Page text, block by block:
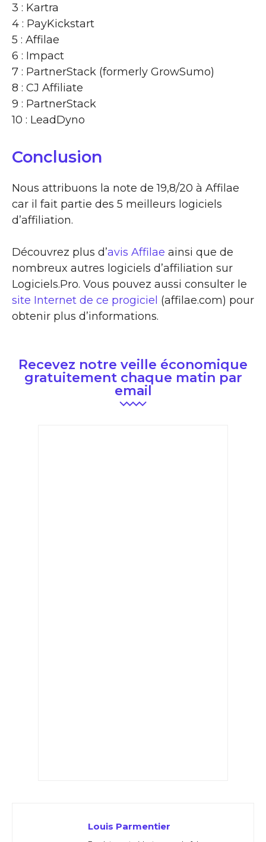
3 : Kartra
4 : PayKickstart
5 : Affilae
6 : Impact
7 : PartnerStack (formerly GrowSumo)
8 : CJ Affiliate
9 : PartnerStack
10 : LeadDyno
Conclusion
Nous attribuons la note de 19,8/20 à Affilae
car il fait partie des 5 meilleurs logiciels
d’affiliation.
Découvrez plus d’avis Affilae ainsi que de
nombreux autres logiciels d’affiliation sur
Logiciels.Pro. Vous pouvez aussi consulter le
site Internet de ce progiciel (affilae.com) pour
obtenir plus d’informations.
Recevez notre veille économique
gratuitement chaque matin par
email
Louis Parmentier